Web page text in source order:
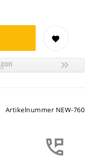
Artikelnummer NEW-760